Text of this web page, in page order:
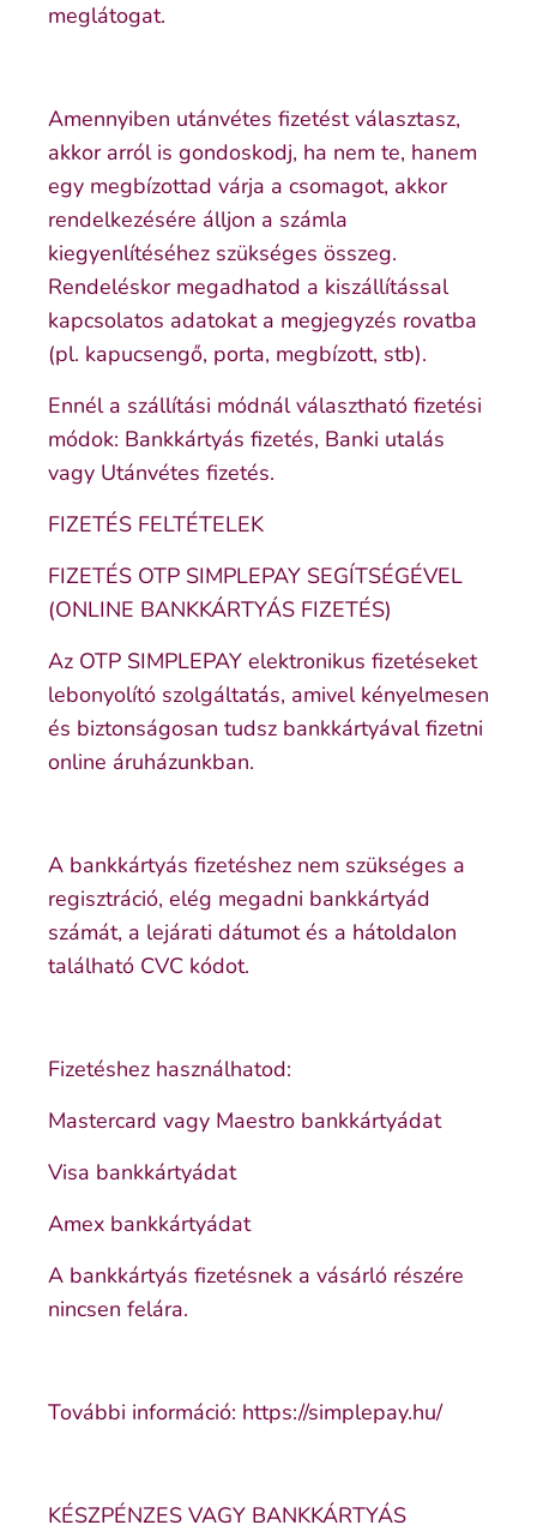
meglátogat.
Amennyiben utánvétes fizetést választasz,
akkor arról is gondoskodj, ha nem te, hanem
egy megbízottad várja a csomagot, akkor
rendelkezésére álljon a számla
kiegyenlítéséhez szükséges összeg.
Rendeléskor megadhatod a kiszállítással
kapcsolatos adatokat a megjegyzés rovatba
(pl. kapucsengő, porta, megbízott, stb).
Ennél a szállítási módnál választható fizetési
módok: Bankkártyás fizetés, Banki utalás
vagy Utánvétes fizetés.
FIZETÉS FELTÉTELEK
FIZETÉS OTP SIMPLEPAY SEGÍTSÉGÉVEL
(ONLINE BANKKÁRTYÁS FIZETÉS)
Az OTP SIMPLEPAY elektronikus fizetéseket
lebonyolító szolgáltatás, amivel kényelmesen
és biztonságosan tudsz bankkártyával fizetni
online áruházunkban.
A bankkártyás fizetéshez nem szükséges a
regisztráció, elég megadni bankkártyád
számát, a lejárati dátumot és a hátoldalon
található CVC kódot.
Fizetéshez használhatod:
Mastercard vagy Maestro bankkártyádat
Visa bankkártyádat
Amex bankkártyádat
A bankkártyás fizetésnek a vásárló részére
nincsen felára.
További információ: https://simplepay.hu/
KÉSZPÉNZES VAGY BANKKÁRTYÁS